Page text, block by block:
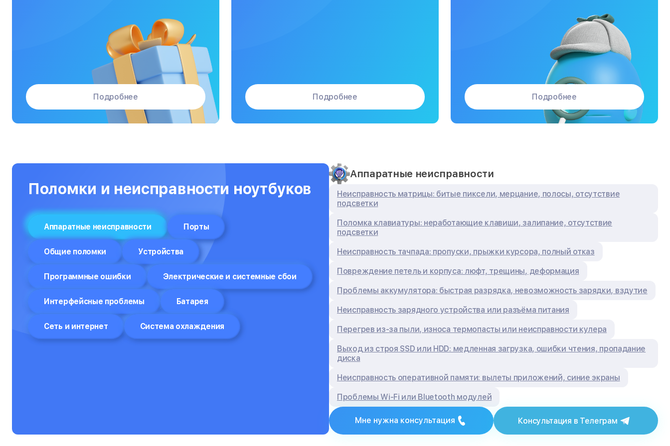
Микроволновые печи
Морозильные камеры
Отпариватели
Компьютеры
Пароварки
Планшеты
Посудомоечные машины
Подробнее Подробнее Подробнее
Поломки и неисправности ноутбуков
Аппаратные неисправности Порты
Общие поломки Устройства
Программные ошибки Электрические и системные сбои
Интерфейсные проблемы Батарея
Сеть и интернет Система охлаждения
Аппаратные неисправности
Неисправность матрицы: битые пиксели, мерцание, полосы, отсутствие
подсветки
Поломка клавиатуры: неработающие клавиши, залипание, отсутствие
подсветки
Неисправность тачпада: пропуски, прыжки курсора, полный отказ
Повреждение петель и корпуса: люфт, трещины, деформация
Проблемы аккумулятора: быстрая разрядка, невозможность зарядки, вздутие
Неисправность зарядного устройства или разъёма питания
Перегрев из‑за пыли, износа термопасты или неисправности кулера
Выход из строя SSD или HDD: медленная загрузка, ошибки чтения, пропадание
диска
Неисправность оперативной памяти: вылеты приложений, синие экраны
Проблемы Wi‑Fi или Bluetooth модулей
Мне нужна консультация Консультация в Телеграм